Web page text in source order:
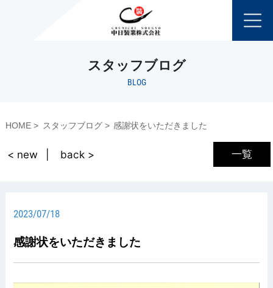
スタッフブログ
BLOG
HOME スタッフブログ 感謝状をいただきました
一覧
< new back >
2023/07/18
感謝状をいただきました